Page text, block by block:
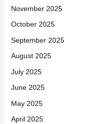
November 2025
October 2025
September 2025
August 2025
July 2025
June 2025
May 2025
April 2025